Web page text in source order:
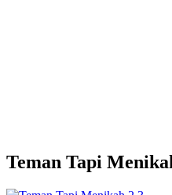
Teman Tapi